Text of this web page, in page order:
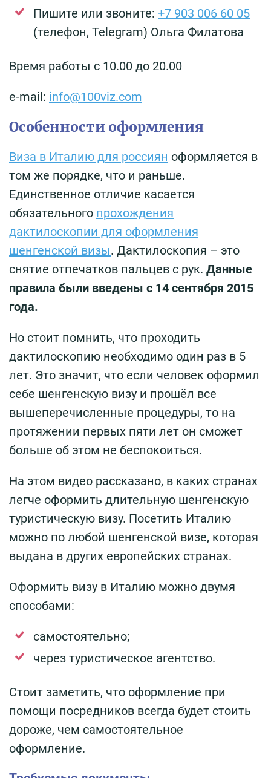
Пишите или звоните: +7 903 006 60 05
(телефон, Telegram) Ольга Филатова
Время работы с 10.00 до 20.00
e-mail: info@100viz.com
Особенности оформления
Виза в Италию для россиян оформляется в
том же порядке, что и раньше.
Единственное отличие касается
обязательного прохождения
дактилоскопии для оформления
шенгенской визы. Дактилоскопия – это
снятие отпечатков пальцев с рук. Данные
правила были введены с 14 сентября 2015
года.
Но стоит помнить, что проходить
дактилоскопию необходимо один раз в 5
лет. Это значит, что если человек оформил
себе шенгенскую визу и прошёл все
вышеперечисленные процедуры, то на
протяжении первых пяти лет он сможет
больше об этом не беспокоиться.
На этом видео рассказано, в каких странах
легче оформить длительную шенгенскую
туристическую визу. Посетить Италию
можно по любой шенгенской визе, которая
выдана в других европейских странах.
Оформить визу в Италию можно двумя
способами:
самостоятельно;
через туристическое агентство.
Стоит заметить, что оформление при
помощи посредников всегда будет стоить
дороже, чем самостоятельное
оформление.